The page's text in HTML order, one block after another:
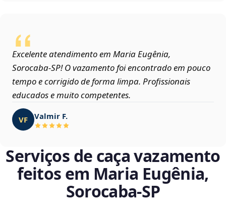
Excelente atendimento em Maria Eugênia,
Sorocaba‑SP! O vazamento foi encontrado em pouco
tempo e corrigido de forma limpa. Profissionais
educados e muito competentes.
VF Valmir F.
Serviços de caça vazamento
feitos em Maria Eugênia,
Sorocaba‑SP